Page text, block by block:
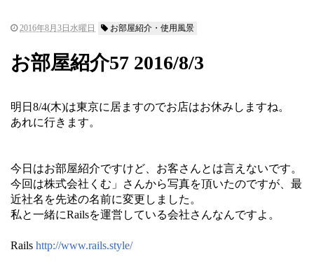
2016年8月3日水曜日 お部屋紹介・使用風景
お部屋紹介57 2016/8/3
明日8/4(木)は東京に居ますのでお店はお休みしますね。
あれに行きます。
今日はお部屋紹介ですけど、お客さんとは言えないです。
今回は株式会社くむ」さんから写真を頂いたのですが、最
近社名を先述の名前に変更しました。
私と一緒にRailsを運営している会社さんなんですよ。
Rails http://www.rails.style/